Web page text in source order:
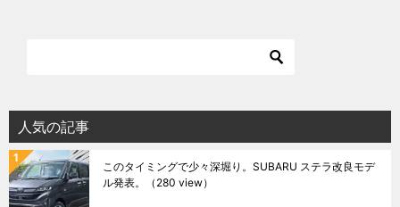
人気の記事
このタイミングで少々深堀り。SUBARU ステラ改良モデ
ル発表。
（280 view）